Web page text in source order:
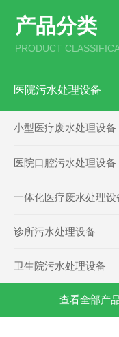
产品分类
PRODUCT
医院污水处理设备
小型医疗废水处理设备
医院口腔污水处理设备
一体化医疗废水处理设
诊所污水处理设备
卫生院污水处理设备
查看全部产